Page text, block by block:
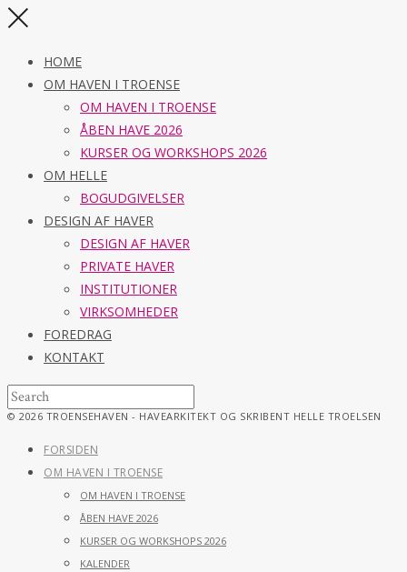
HOME
OM HAVEN I TROENSE
OM HAVEN I TROENSE
ÅBEN HAVE 2026
KURSER OG WORKSHOPS 2026
OM HELLE
BOGUDGIVELSER
DESIGN AF HAVER
DESIGN AF HAVER
PRIVATE HAVER
INSTITUTIONER
VIRKSOMHEDER
FOREDRAG
KONTAKT
© 2026 TROENSEHAVEN - HAVEARKITEKT OG SKRIBENT HELLE TROELSEN
FORSIDEN
OM HAVEN I TROENSE
OM HAVEN I TROENSE
ÅBEN HAVE 2026
KURSER OG WORKSHOPS 2026
KALENDER